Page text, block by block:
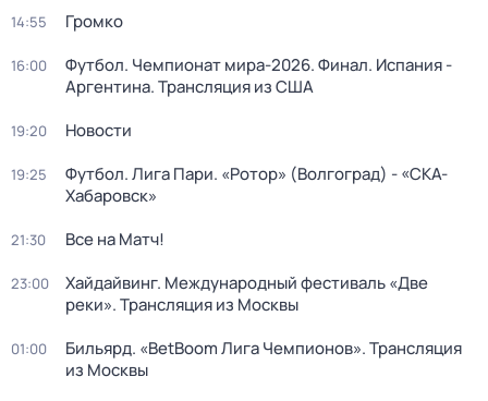
14:55 Громко
16:00
Футбол. Чемпионат мира-2026. Финал. Испания -
Аргентина. Трансляция из США
19:20 Новости
19:25
Футбол. Лига Пари. «Ротор» (Волгоград) - «СКА-
Хабаровск»
21:30 Все на Матч!
23:00
Хайдайвинг. Международный фестиваль «Две
реки». Трансляция из Москвы
01:00
Бильярд. «BetBoom Лига Чемпионов». Трансляция
из Москвы